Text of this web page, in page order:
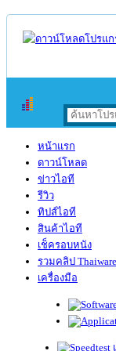
หน้าแรก
ดาวน์โหลด
ข่าวไอที
รีวิว
ทิปส์ไอที
สินค้าไอที
เช็ครอบหนัง
รวมคลิป Thaiware
เครื่องมือ